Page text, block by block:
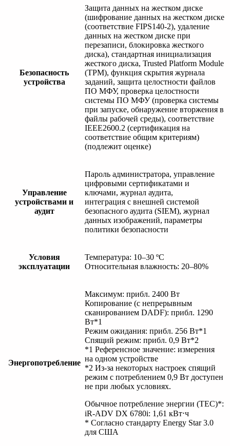
Безопасность
устройства
Защита данных на жестком диске
(шифрование данных на жестком диске
(соответствие FIPS140-2), удаление
данных на жестком диске при
перезаписи, блокировка жесткого
диска), стандартная инициализация
жесткого диска, Trusted Platform Module
(TPM), функция скрытия журнала
заданий, защита целостности файлов
ПО МФУ, проверка целостности
системы ПО МФУ (проверка системы
при запуске, обнаружение вторжения в
файлы рабочей среды), соответствие
IEEE2600.2 (сертификация на
соответствие общим критериям)
(подлежит оценке)
Управление
устройствами и
аудит
Пароль администратора, управление
цифровыми сертификатами и
ключами, журнал аудита,
интеграция с внешней системой
безопасного аудита (SIEM), журнал
данных изображений, параметры
политики безопасности
Условия
эксплуатации
Температура: 10–30 ºC
Относительная влажность: 20–80%
Энергопотребление
Максимум: прибл. 2400 Вт
Копирование (с непрерывным
сканированием DADF): прибл. 1290
Вт*1
Режим ожидания: прибл. 256 Вт*1
Спящий режим: прибл. 0,9 Вт*2
*1 Референсное значение: измерения
на одном устройстве
*2 Из-за некоторых настроек спящий
режим с потреблением 0,9 Вт доступен
не при любых условиях.
Обычное потребление энергии (TEC)*:
iR-ADV DX 6780i: 1,61 кВт⋅ч
* Согласно стандарту Energy Star 3.0
для США